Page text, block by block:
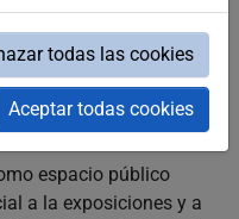
que fue la antigua
La Compañía de Jesús
de San Marcos,
fachada de
espacio público
a la exposiciones y a
todas las cookies
Aceptar todas cookies